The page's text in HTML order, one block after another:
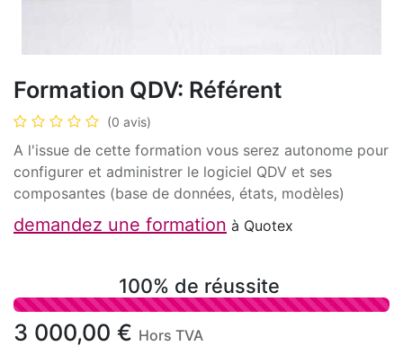
Formation QDV: Référent
(0 avis)
A l'issue de cette formation vous serez autonome pour
configurer et administrer le logiciel QDV et ses
composantes (base de données, états, modèles)
demandez une formation à Quotex
100% de réussite
3 000,00 € Hors TVA